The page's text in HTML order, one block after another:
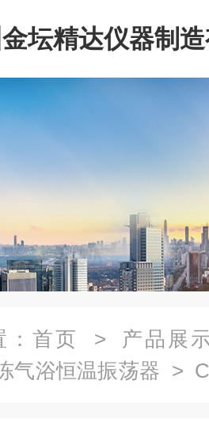
坛精达仪器制
首页 > 产品展
气浴恒温振荡器 >